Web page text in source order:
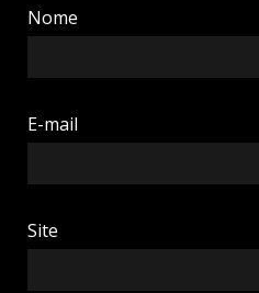
Nome
E-mail
Site